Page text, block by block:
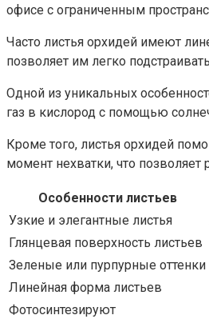
офисе с ограниченным
Часто листья орхидей имеют
позволяет им легко
Одной из уникальных
газ в кислород с помощью
Кроме того, листья орхидей
момент нехватки, что
Особенности листьев
Узкие и элегантные листья
Глянцевая поверхность листьев
Зеленые или пурпурные оттенки
Линейная форма листьев
Фотосинтезируют